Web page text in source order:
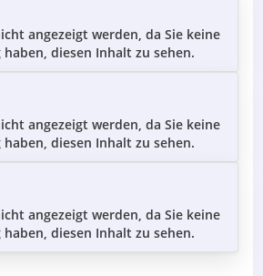
angezeigt werden, da Sie keine
haben, diesen Inhalt zu sehen.
angezeigt werden, da Sie keine
haben, diesen Inhalt zu sehen.
angezeigt werden, da Sie keine
haben, diesen Inhalt zu sehen.